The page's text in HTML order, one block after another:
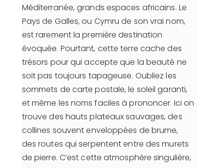
Méditerranée, grands espaces africains. Le
Pays de Galles, ou Cymru de son vrai nom,
est rarement la première destination
évoquée. Pourtant, cette terre cache des
trésors pour qui accepte que la beauté ne
soit pas toujours tapageuse. Oubliez les
sommets de carte postale, le soleil garanti,
et même les noms faciles à prononcer. Ici on
trouve des hauts plateaux sauvages, des
collines souvent enveloppées de brume,
des routes qui serpentent entre des murets
de pierre. C’est cette atmosphère singulière,